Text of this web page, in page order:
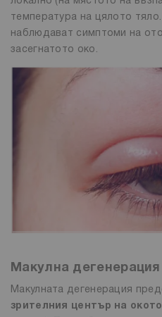
температура на цялото
наблюдават симптоми на
засегнатото око.
Макулна дегенерация
Макулната дегенерация
зрителния център на окото